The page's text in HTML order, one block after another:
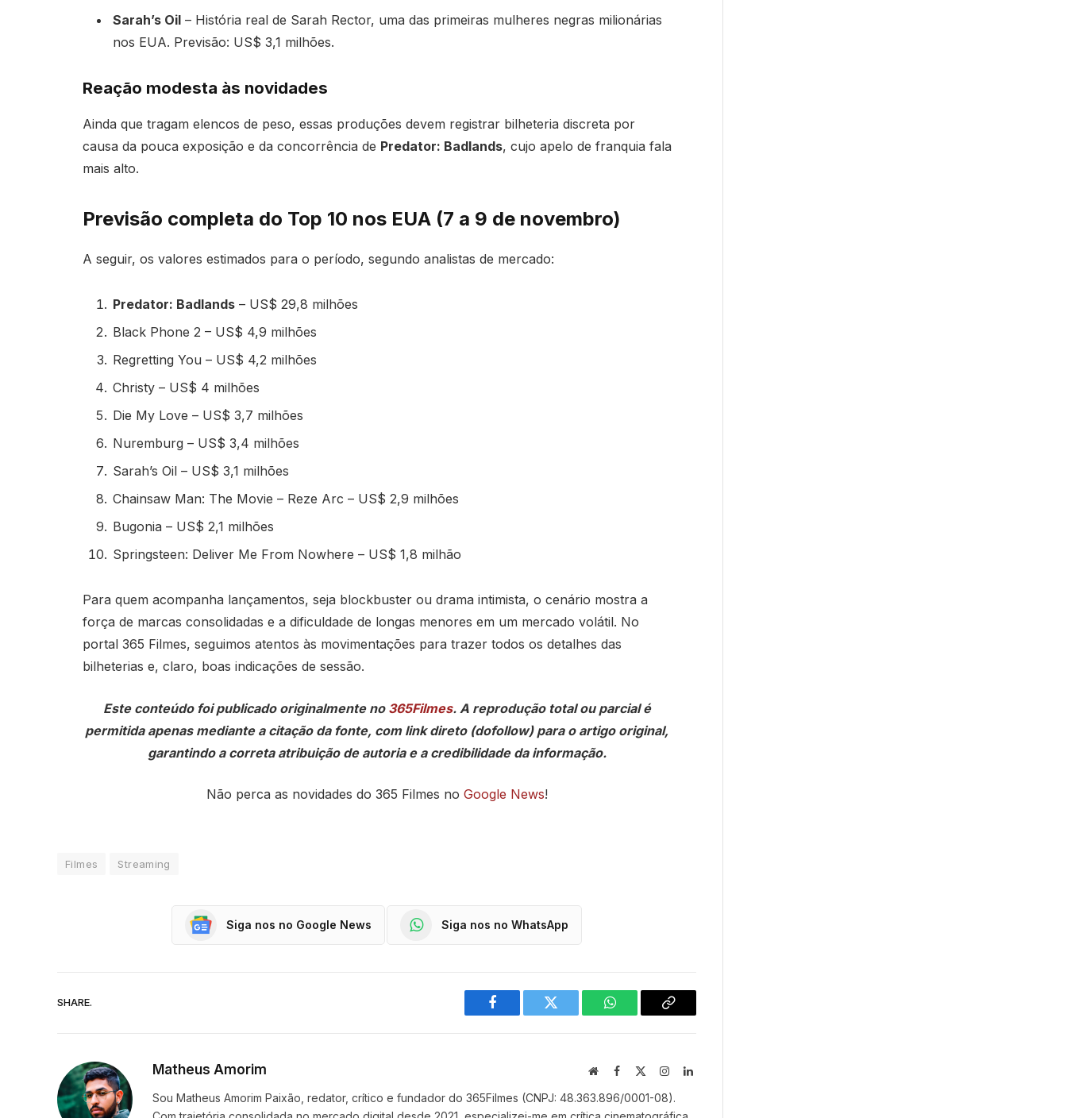
Sarah’s Oil– História real de Sarah Rector, uma das primeiras mulheres negras milionárias
nos EUA. Previsão: US$ 3,1 milhões.
Reação modesta às novidades
Ainda que tragam elencos de peso, essas produções devem registrar bilheteria discreta por
causa da pouca exposição e da concorrência de Predator: Badlands, cujo apelo de franquia fala
mais alto.
Previsão completa do Top 10 nos EUA (7 a 9 de novembro)
A seguir, os valores estimados para o período, segundo analistas de mercado:
Predator: Badlands– US$ 29,8 milhões
Black Phone 2 – US$ 4,9 milhões
Regretting You – US$ 4,2 milhões
Christy – US$ 4 milhões
Die My Love – US$ 3,7 milhões
Nuremburg – US$ 3,4 milhões
Sarah’s Oil – US$ 3,1 milhões
Chainsaw Man: The Movie – Reze Arc – US$ 2,9 milhões
Bugonia – US$ 2,1 milhões
Springsteen: Deliver Me From Nowhere – US$ 1,8 milhão
Para quem acompanha lançamentos, seja blockbuster ou drama intimista, o cenário mostra a
força de marcas consolidadas e a dificuldade de longas menores em um mercado volátil. No
portal 365 Filmes, seguimos atentos às movimentações para trazer todos os detalhes das
bilheterias e, claro, boas indicações de sessão.
Este conteúdo foi publicado originalmente no 365Filmes. A reprodução total ou parcial é
permitida apenas mediante a citação da fonte, com link direto (dofollow) para o artigo original,
garantindo a correta atribuição de autoria e a credibilidade da informação.
Não perca as novidades do 365 Filmes no Google News!
Filmes Streaming
Siga nos no Google News Siga nos no WhatsApp
SHARE.
Facebook Twitter WhatsAppCopy
Matheus Amorim WebsiteFacebook InstagramLinkedIn
Sou Matheus Amorim Paixão, redator, crítico e fundador do 365Filmes (CNPJ: 48.363.896/0001-08).